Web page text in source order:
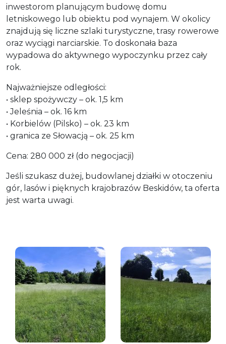
inwestorom planującym budowę domu
letniskowego lub obiektu pod wynajem. W okolicy
znajdują się liczne szlaki turystyczne, trasy rowerowe
oraz wyciągi narciarskie. To doskonała baza
wypadowa do aktywnego wypoczynku przez cały
rok.
Najważniejsze odległości:
• sklep spożywczy – ok. 1,5 km
• Jeleśnia – ok. 16 km
• Korbielów (Pilsko) – ok. 23 km
• granica ze Słowacją – ok. 25 km
Cena: 280 000 zł (do negocjacji)
Jeśli szukasz dużej, budowlanej działki w otoczeniu
gór, lasów i pięknych krajobrazów Beskidów, ta oferta
jest warta uwagi.